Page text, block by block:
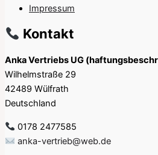
Impressum
Kontakt
Anka Vertriebs UG
Wilhelmstraße 29
42489 Wülfrath
Deutschland
0178 2477585
anka-vertrieb@web.de